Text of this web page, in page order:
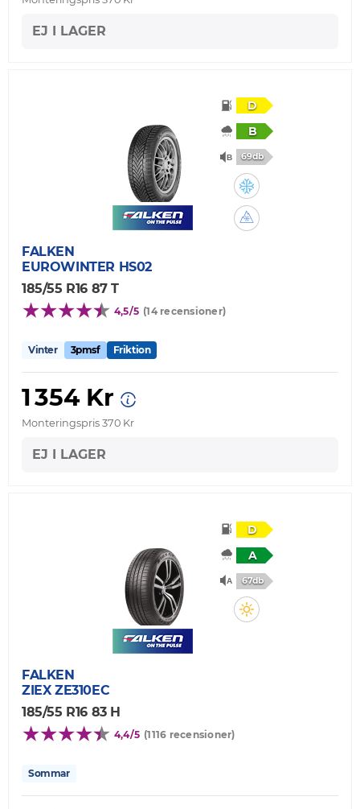
EJ I LAGER
D
B
69db
FALKEN
EUROWINTER HS02
185/55 R16 87 T
4,5/5 (14 recensioner)
Vinter 3pmsf Friktion
1 354 Kr
Monteringspris 370 Kr
EJ I LAGER
D
A
67db
FALKEN
ZIEX ZE310EC
185/55 R16 83 H
4,4/5 (1116 recensioner)
Sommar